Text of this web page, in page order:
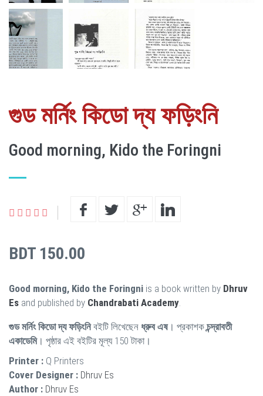
গুড মর্নিং কিডো দ্য ফড়িংনি
Good morning, Kido the Foringni
BDT 150.00
Good morning, Kido the Foringni is a book written by Dhruv
Es and published by Chandrabati Academy
গুড মর্নিং কিডো দ্য ফড়িংনিবইটি লিখেছেন ধ্রুব এষ। প্রকাশকচন্দ্রাবতী
একাডেমি। পৃষ্ঠার এই বইটির মূল্য 150 টাকা।
Printer : Q Printers
Cover Designer : Dhruv Es
Author : Dhruv Es